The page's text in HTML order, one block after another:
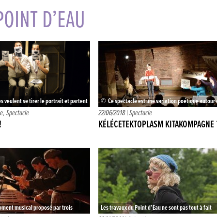
D’EAU
veulent se tirer le portrait et partent
Ils sont également
utilisant…
, Spectacle
© Ce spectacle est une variation poétique autour
Quant à je (Kantaje) » de Katalin Molnar, publié
22/06/2018 |Spectacle
KÉLÉCETEKTOPLASM KITAKOMPAGNE
musical proposé par trois
Les travaux du Point d’Eau ne sont pas tout à fait